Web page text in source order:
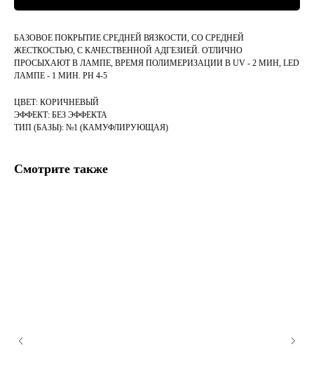
БАЗОВОЕ ПОКРЫТИЕ СРЕДНЕЙ ВЯЗКОСТИ, СО СРЕДНЕЙ
ЖЕСТКОСТЬЮ, С КАЧЕСТВЕННОЙ АДГЕЗИЕЙ. ОТЛИЧНО
ПРОСЫХАЮТ В ЛАМПЕ, ВРЕМЯ ПОЛИМЕРИЗАЦИИ В UV - 2 МИН, LED
ЛАМПЕ - 1 МИН. PH 4-5
ЦВЕТ: КОРИЧНЕВЫЙ
ЭФФЕКТ: БЕЗ ЭФФЕКТА
ТИП (БАЗЫ): №1 (КАМУФЛИРУЮЩАЯ)
Смотрите также